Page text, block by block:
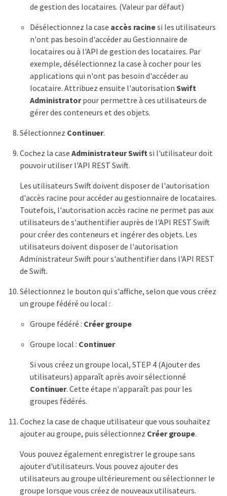
de gestion des locataires. (Valeur par défaut)
Désélectionnez la case accès racinesi les utilisateurs
n'ont pas besoin d'accéder au Gestionnaire de
locataires ou à l'API de gestion des locataires. Par
exemple, désélectionnez la case à cocher pour les
applications qui n'ont pas besoin d'accéder au
locataire. Attribuez ensuite l'autorisation Swift
Administratorpour permettre à ces utilisateurs de
gérer des conteneurs et des objets.
Sélectionnez Continuer.
Cochez la case Administrateur Swift si l'utilisateur doit
pouvoir utiliser l'API REST Swift.
Les utilisateurs Swift doivent disposer de l'autorisation
d'accès racine pour accéder au gestionnaire de locataires.
Toutefois, l'autorisation accès racine ne permet pas aux
utilisateurs de s'authentifier auprès de l'API REST Swift
pour créer des conteneurs et ingérer des objets. Les
utilisateurs doivent disposer de l'autorisation
Administrateur Swift pour s'authentifier dans l'API REST
de Swift.
Sélectionnez le bouton qui s'affiche, selon que vous créez
un groupe fédéré ou local :
Groupe fédéré : Créer groupe
Groupe local : Continuer
Si vous créez un groupe local, STEP 4 (Ajouter des
utilisateurs) apparaît après avoir sélectionné
Continuer. Cette étape n'apparaît pas pour les
groupes fédérés.
Cochez la case de chaque utilisateur que vous souhaitez
ajouter au groupe, puis sélectionnez Créer groupe.
Vous pouvez également enregistrer le groupe sans
ajouter d'utilisateurs. Vous pouvez ajouter des
utilisateurs au groupe ultérieurement ou sélectionner le
groupe lorsque vous créez de nouveaux utilisateurs.